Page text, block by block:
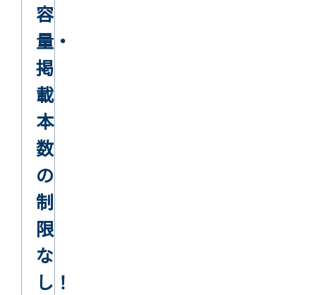
容
量・
掲
載
本
数
の
制
限
な
し！